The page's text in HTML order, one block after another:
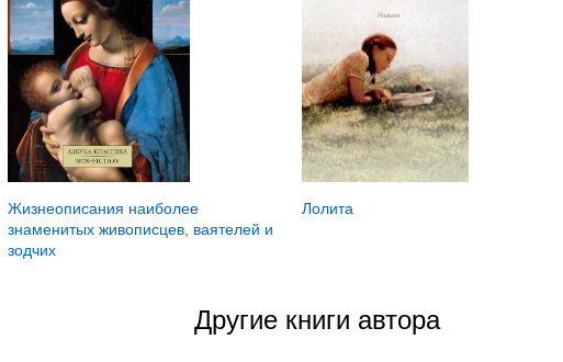
Жизнеописания наиболее
знаменитых живописцев, ваятелей и
зодчих
Лолита
Другие книги автора